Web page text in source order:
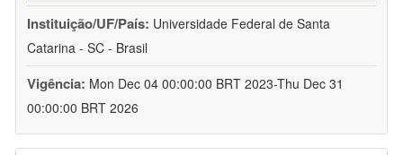
Instituição/UF/País: Universidade Federal de Santa
Catarina - SC - Brasil
Vigência: Mon Dec 04 00:00:00 BRT 2023-Thu Dec 31
00:00:00 BRT 2026